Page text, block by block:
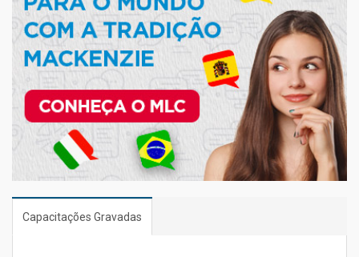
Capacitações Gravadas